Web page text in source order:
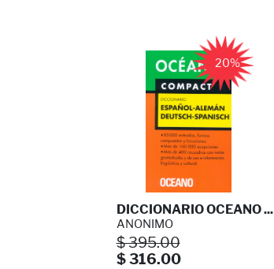
20%
DICCIONARIO OCEANO ...
ANONIMO
$ 395.00
$ 316.00